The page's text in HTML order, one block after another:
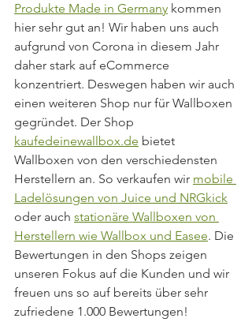
Produkte Made in Germany kommen
hier sehr gut an! Wir haben uns auch
aufgrund von Corona in diesem Jahr
daher stark auf eCommerce
konzentriert. Deswegen haben wir auch
einen weiteren Shop nur für Wallboxen
gegründet. Der Shop
kaufedeinewallbox.de bietet
Wallboxen von den verschiedensten
Herstellern an. So verkaufen wir mobile
Ladelösungen von Juice und NRGkick
oder auch stationäre Wallboxen von
Herstellern wie Wallbox und Easee. Die
Bewertungen in den Shops zeigen
unseren Fokus auf die Kunden und wir
freuen uns so auf bereits über sehr
zufriedene 1.000 Bewertungen!